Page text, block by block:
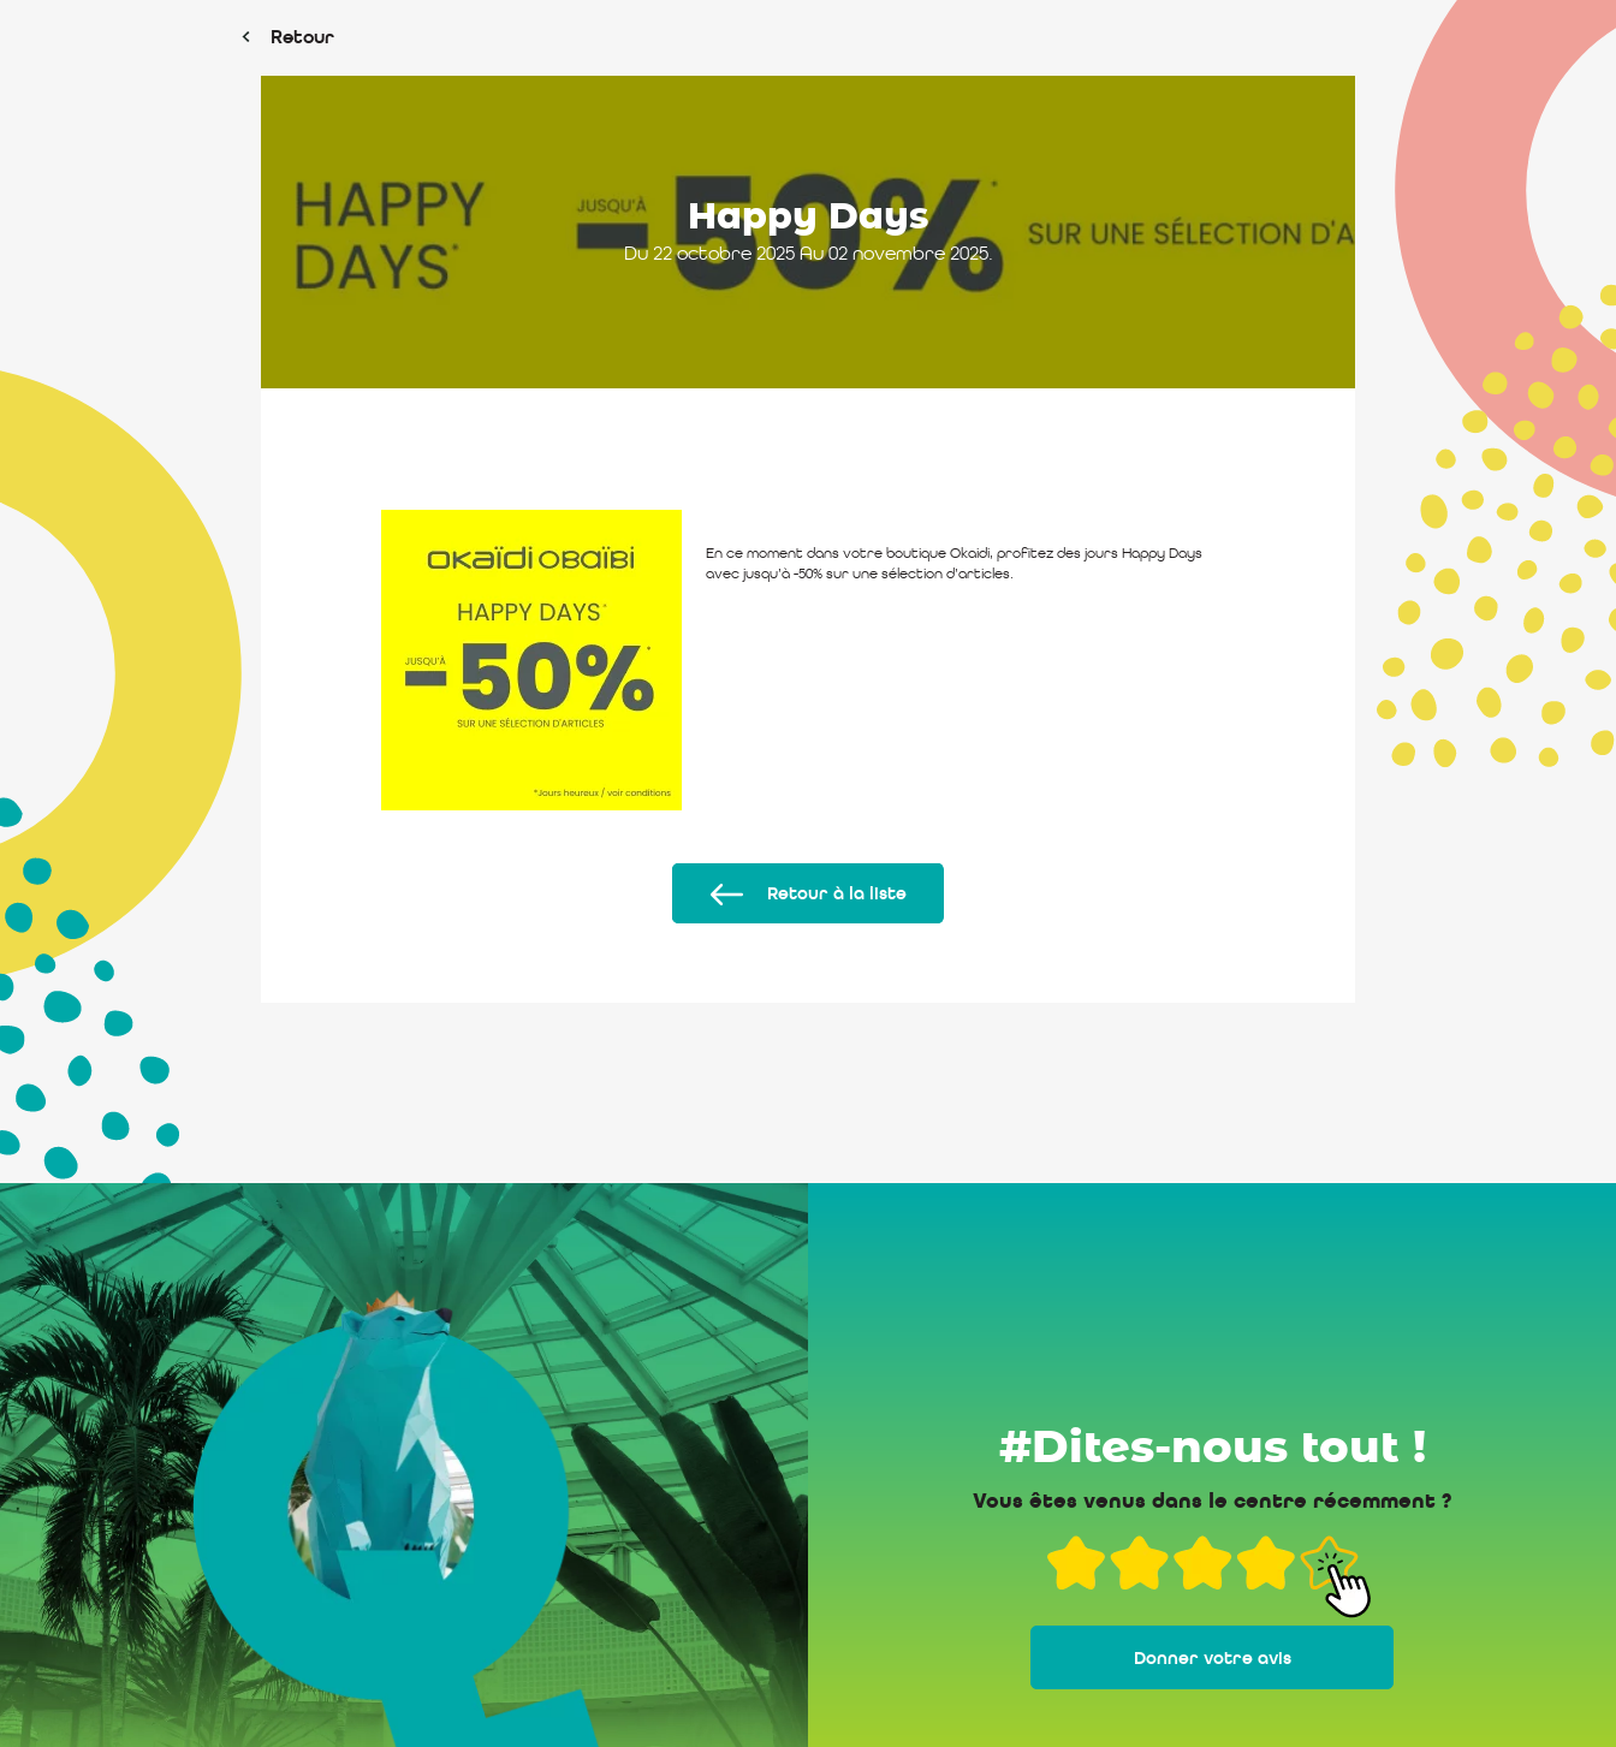
Retour
Happy Days
Du 22 octobre 2025 Au 02 novembre 2025.
En ce moment dans votre boutique Okaidi, profitez des jours Happy Days
avec jusqu’à -50% sur une sélection d’articles.
Retour à la liste
#Dites-nous tout !
Vous êtes venus dans le centre récemment ?
Donner votre avis